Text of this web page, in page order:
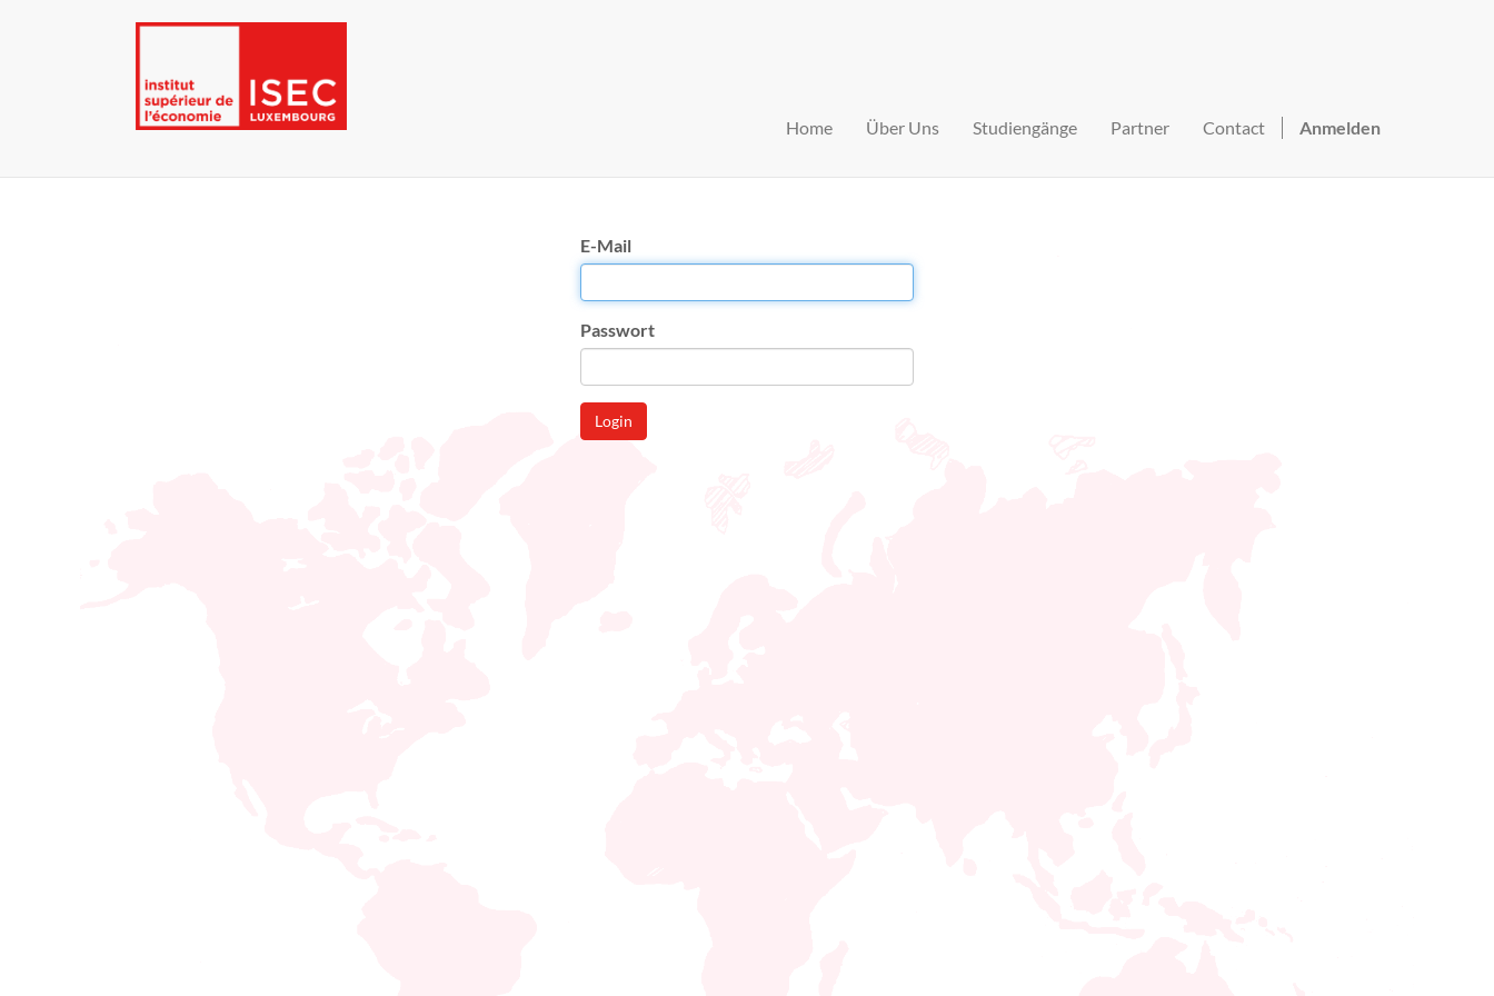
Home Über Uns Studiengänge Partner Contact Anmelden
E-Mail
Passwort
Login